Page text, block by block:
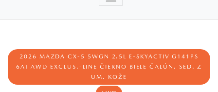
2026 MAZDA CX‑5 5WGN 2.5L E‑SKYACTIV G141PS
6AT AWD EXCLUS.‑LINE ČIERNO BIELE ČALÚN. SED. Z
UM. KOŽE